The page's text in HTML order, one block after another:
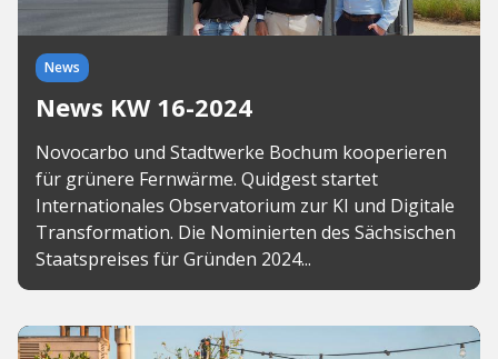
News
News KW 16-2024
Novocarbo und Stadtwerke Bochum kooperieren
für grünere Fernwärme. Quidgest startet
Internationales Observatorium zur KI und Digitale
Transformation. Die Nominierten des Sächsischen
Staatspreises für Gründen 2024...